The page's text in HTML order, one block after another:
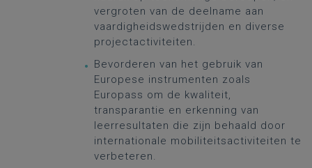
vergroten van de deelname aan
vaardigheidswedstrijden en diverse
projectactiviteiten.
Bevorderen van het gebruik van
Europese instrumenten zoals
Europass om de kwaliteit,
transparantie en erkenning van
leerresultaten die zijn behaald door
internationale mobiliteitsactiviteiten te
verbeteren.